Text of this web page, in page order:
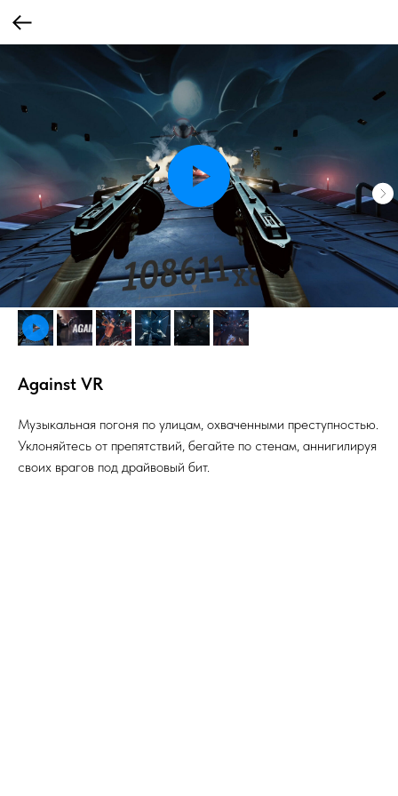
Against VR
Музыкальная погоня по улицам, охваченными преступностью.
Уклоняйтесь от препятствий, бегайте по стенам, аннигилируя
своих врагов под драйвовый бит.